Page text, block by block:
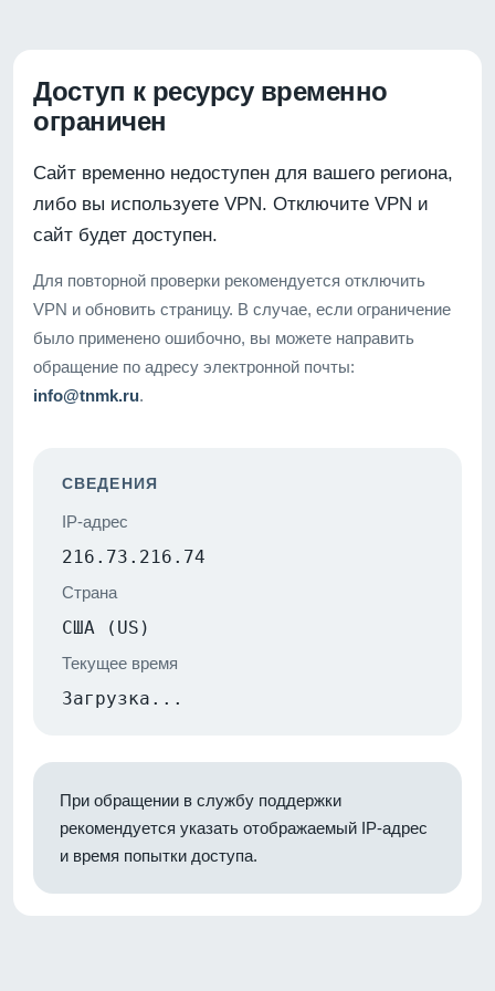
Доступ к ресурсу временно
ограничен
Сайт временно недоступен для вашего региона,
либо вы используете VPN. Отключите VPN и
сайт будет доступен.
Для повторной проверки рекомендуется отключить
VPN и обновить страницу. В случае, если ограничение
было применено ошибочно, вы можете направить
обращение по адресу электронной почты:
info@tnmk.ru.
СВЕДЕНИЯ
IP-адрес
216.73.216.74
Страна
США (US)
Текущее время
Загрузка...
При обращении в службу поддержки
рекомендуется указать отображаемый IP-адрес
и время попытки доступа.